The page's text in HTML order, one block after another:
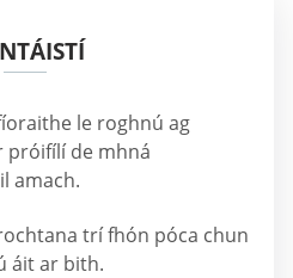
le roghnú ag
próifílí de mhná
amach.
trí fhón póca chun
áit ar bith.